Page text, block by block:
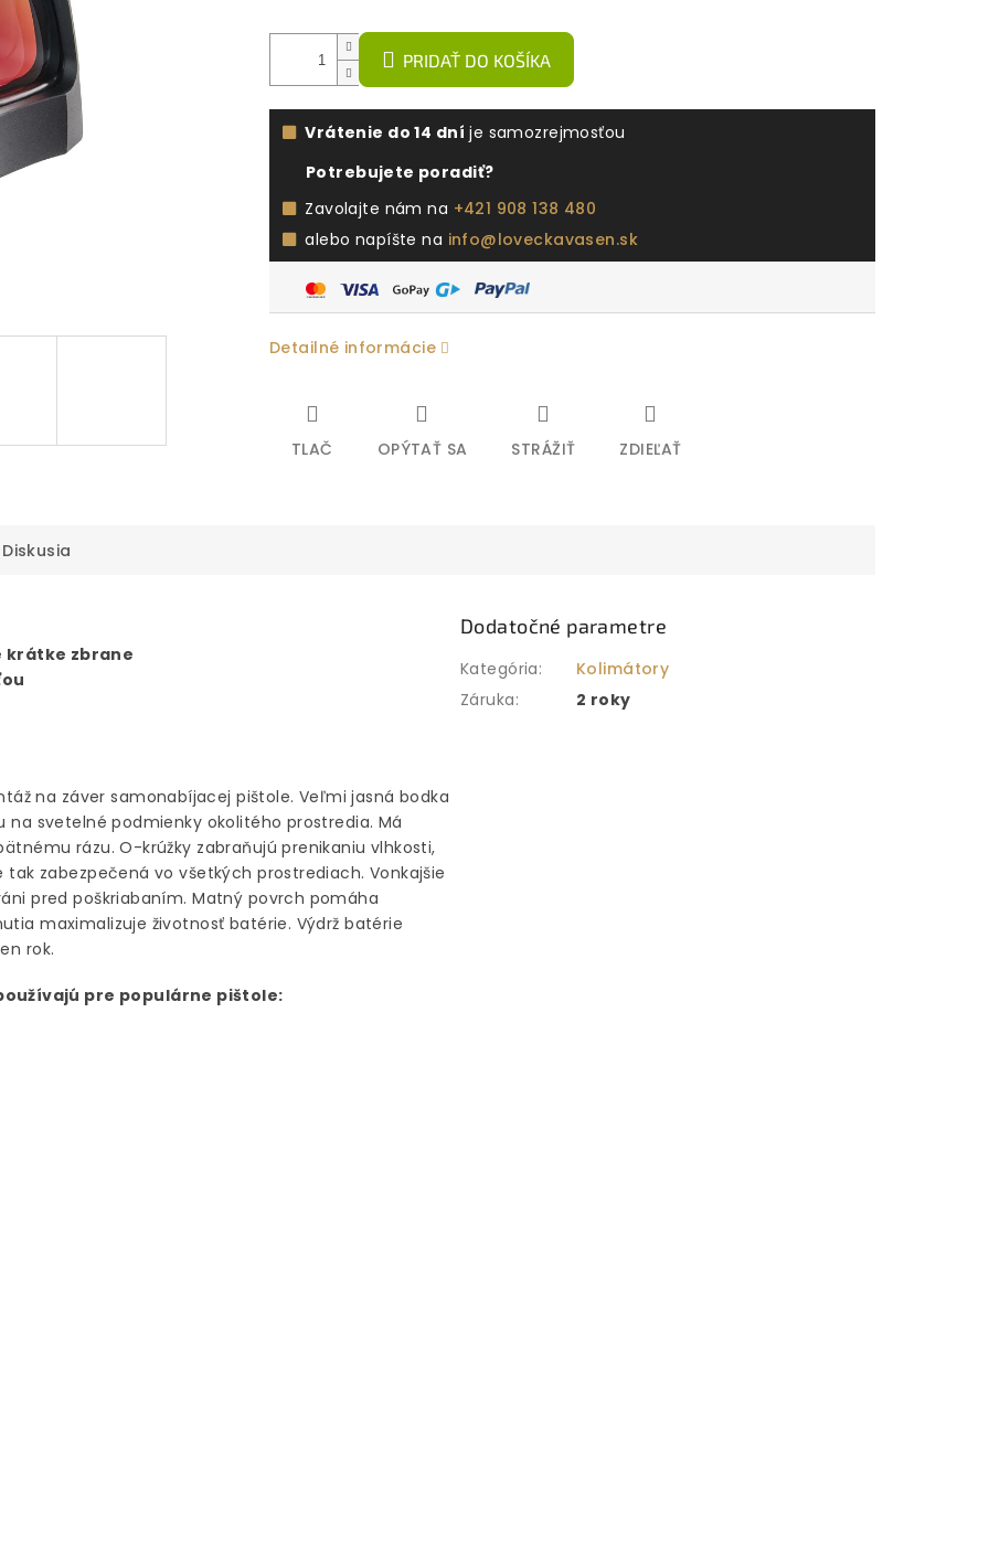
PRIDAŤ DO KOŠÍKA
Vrátenie do 14 dní je samozrejmosťou
Potrebujete poradiť?
Zavolajte nám na +421 908 138 480
alebo napíšte na info@loveckavasen.sk
Detailné informácie
TLAČ OPÝTAŤ SA STRÁŽIŤ ZDIEĽAŤ
Diskusia
krátke zbrane
na záver samonabíjacej pištole. Veľmi jasná bodka
svetelné podmienky okolitého prostredia. Má
rázu. O-krúžky zabraňujú prenikaniu vlhkosti,
zabezpečená vo všetkých prostrediach. Vonkajšie
pred poškriabaním. Matný povrch pomáha
maximalizuje životnosť batérie. Výdrž batérie
rok.
pre populárne pištole:
Dodatočné parametre
Kategória:
Kolimátory
Záruka: 2 roky